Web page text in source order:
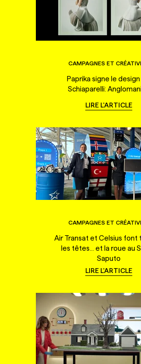
CAMPAGNES ET
Paprika signe le
Schiaparelli:
LIRE L'ARTICLE
CAMPAGNES ET
Air Transat et Celsius font
les têtes... et la roue au
Saputo
LIRE L'ARTICLE